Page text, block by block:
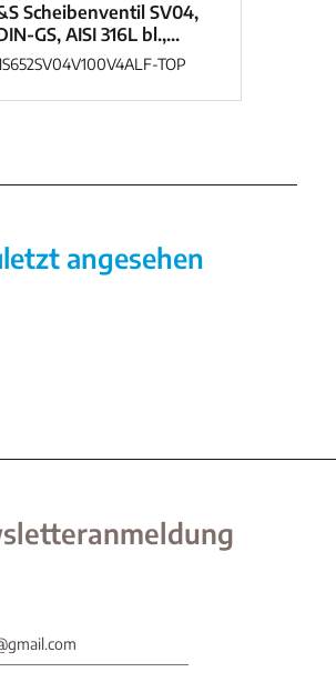
Scheibenventil SV04,
GS, AISI 316L bl.,...
TOP
angesehen